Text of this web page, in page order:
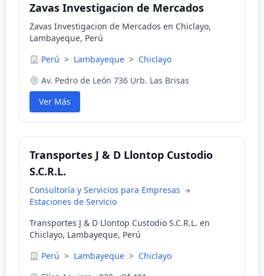
Zavas Investigacion de Mercados
Zavas Investigacion de Mercados en Chiclayo,
Lambayeque, Perú
Perú > Lambayeque > Chiclayo
Av. Pedro de León 736 Urb. Las Brisas
Ver Más
Transportes J & D Llontop Custodio
S.C.R.L.
Consultoría y Servicios para Empresas
Estaciones de Servicio
Transportes J & D Llontop Custodio S.C.R.L. en
Chiclayo, Lambayeque, Perú
Perú > Lambayeque > Chiclayo